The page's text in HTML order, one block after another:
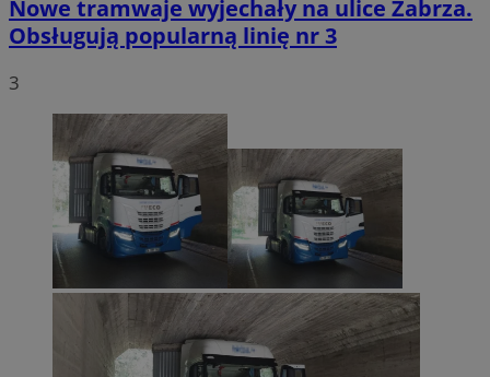
Nowe tramwaje wyjechały na ulice Zabrza.
Obsługują popularną linię nr 3
3